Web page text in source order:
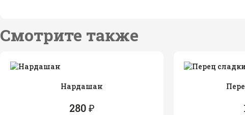
Смотрите также
Нардашан
280 ₽